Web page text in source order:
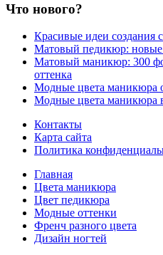
Что нового?
Красивые идеи создания
Матовый педикюр: новые
Матовый маникюр: 300
оттенка
Модные цвета маникюра
Модные цвета маникюра
Контакты
Карта сайта
Политика
Главная
Цвета маникюра
Цвет педикюра
Модные оттенки
Френч разного цвета
Дизайн ногтей